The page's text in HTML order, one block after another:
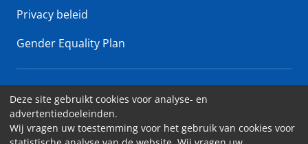
Privacy beleid
Gender Equality Plan
Toegankelijkheid
Deze site gebruikt cookies voor analyse- en
advertentiedoeleinden.
Wij vragen uw toestemming voor het gebruik van cookies voor